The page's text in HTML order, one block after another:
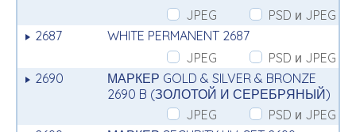
JPEG
PSD и JPEG
2687
WHITE PERMANENT 2687
JPEG
PSD и JPEG
2690
МАРКЕР GOLD & SILVER & BRONZE
2690 B (ЗОЛОТОЙ И СЕРЕБРЯНЫЙ)
JPEG
PSD и JPEG